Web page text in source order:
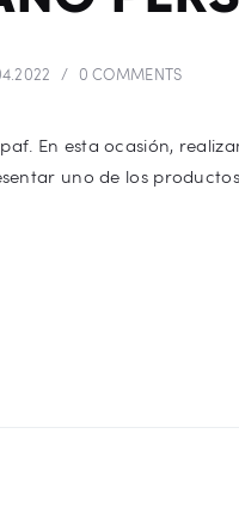
0 COMMENTS
En esta ocasión,
uno de los